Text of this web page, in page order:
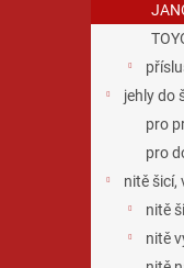
jehly do
pro
pro
nitě šicí,
nitě
nitě